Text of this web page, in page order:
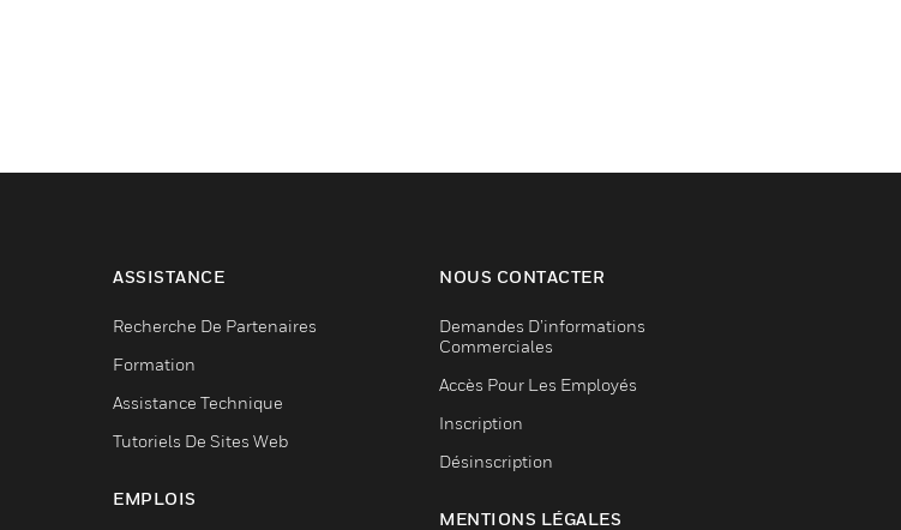
ASSISTANCE
Recherche De Partenaires
Formation
Assistance Technique
Tutoriels De Sites Web
EMPLOIS
NOUS CONTACTER
Demandes D’informations
Commerciales
Accès Pour Les Employés
Inscription
Désinscription
MENTIONS LÉGALES